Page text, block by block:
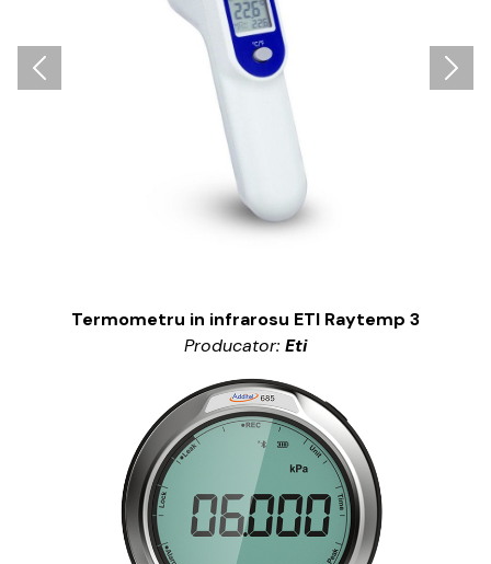
Termometru in infrarosu ETI Raytemp 3
Producator: Eti